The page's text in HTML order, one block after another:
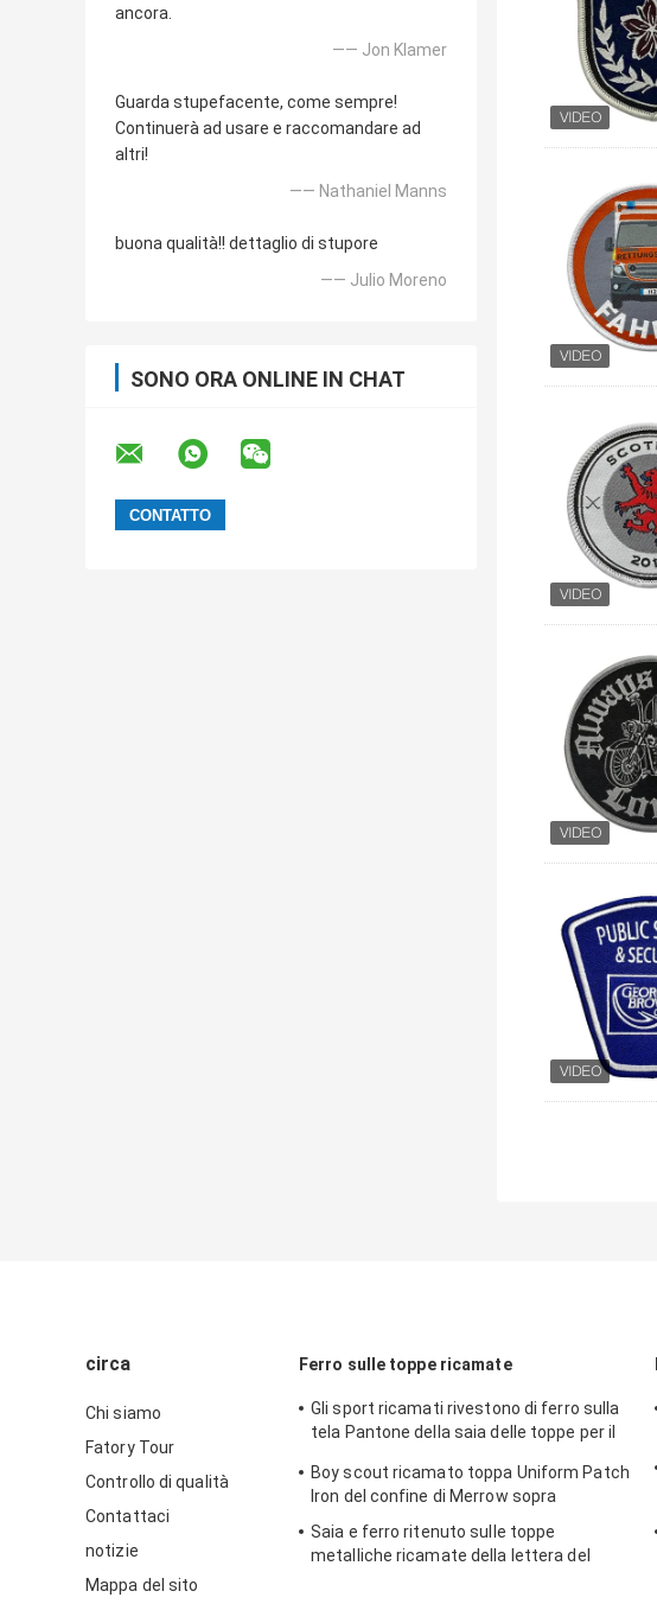
ancora.
—— Jon Klamer
Guarda stupefacente, come sempre!
Continuerà ad usare e raccomandare ad
altri!
—— Nathaniel Manns
buona qualità!! dettaglio di stupore
—— Julio Moreno
SONO ORA ONLINE IN CHAT
circa
Chi siamo
Fatory Tour
Controllo di qualità
Contattaci
notizie
Mappa del sito
Ferro sulle toppe ricamate
Gli sport ricamati rivestono di ferro sulla
tela Pantone della saia delle toppe per il
Boy scout ricamato toppa Uniform Patch
Iron del confine di Merrow sopra
Saia e ferro ritenuto sulle toppe
metalliche ricamate della lettera del